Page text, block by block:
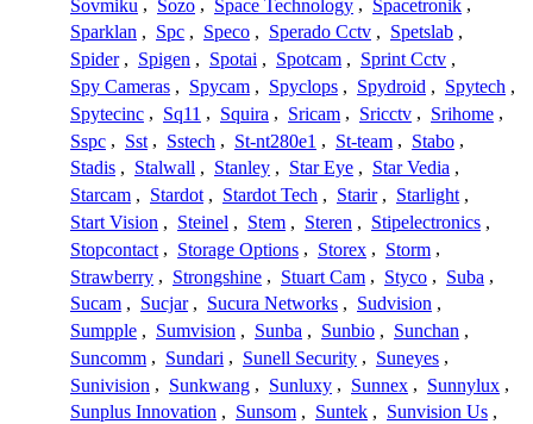
Sovmiku , Sozo , Space Technology , Spacetronik ,
Sparklan , Spc , Speco , Sperado Cctv , Spetslab ,
Spider , Spigen , Spotai , Spotcam , Sprint Cctv ,
Spy Cameras , Spycam , Spyclops , Spydroid , Spytech ,
Spytecinc , Sq11 , Squira , Sricam , Sricctv , Srihome ,
Sspc , Sst , Sstech , St-nt280e1 , St-team , Stabo ,
Stadis , Stalwall , Stanley , Star Eye , Star Vedia ,
Starcam , Stardot , Stardot Tech , Starir , Starlight ,
Start Vision , Steinel , Stem , Steren , Stipelectronics ,
Stopcontact , Storage Options , Storex , Storm ,
Strawberry , Strongshine , Stuart Cam , Styco , Suba ,
Sucam , Sucjar , Sucura Networks , Sudvision ,
Sumpple , Sumvision , Sunba , Sunbio , Sunchan ,
Suncomm , Sundari , Sunell Security , Suneyes ,
Sunivision , Sunkwang , Sunluxy , Sunnex , Sunnylux ,
Sunplus Innovation , Sunsom , Suntek , Sunvision Us ,